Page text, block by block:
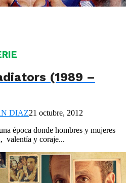
(1989 –
DIAZ21 octubre, 2012
época donde hombres y mujeres
valentía y coraje...